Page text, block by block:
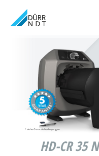
*siehe Garantiebedingungen
HD-CR 35